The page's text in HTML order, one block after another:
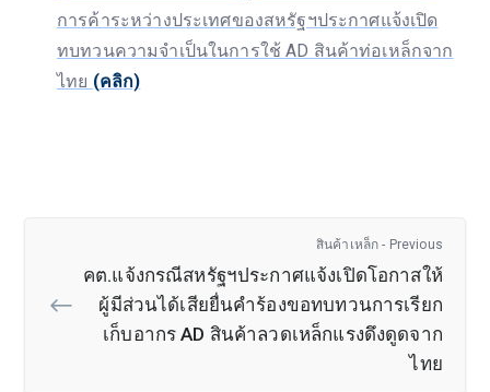
การค้าระหว่างประเทศของสหรัฐฯประกาศแจ้งเปิด
ทบทวนความจำเป็นในการใช้ AD สินค้าท่อเหล็กจาก
ไทย (คลิก)
สินค้าเหล็ก - Previous
คต.แจ้งกรณีสหรัฐฯประกาศแจ้งเปิดโอกาสให้
ผู้มีส่วนได้เสียยื่นคำร้องขอทบทวนการเรียก
เก็บอากร AD สินค้าลวดเหล็กแรงดึงดูดจาก
ไทย